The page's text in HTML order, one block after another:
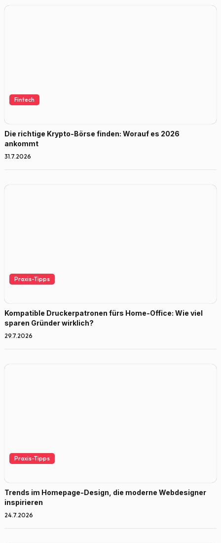
Fintech
Die richtige Krypto-Börse finden: Worauf es 2026
ankommt
31.7.2026
Praxis-Tipps
Kompatible Druckerpatronen fürs Home-Office: Wie viel
sparen Gründer wirklich?
29.7.2026
Praxis-Tipps
Trends im Homepage-Design, die moderne Webdesigner
inspirieren
24.7.2026